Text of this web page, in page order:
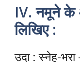
IV. नमूने के
लिखिए :
उदा : स्नेह-भरा